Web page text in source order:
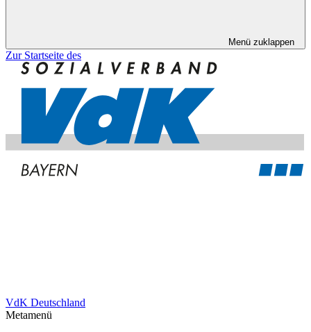
Menü zuklappen
Zur Startseite des
VdK Deutschland
Metamenü